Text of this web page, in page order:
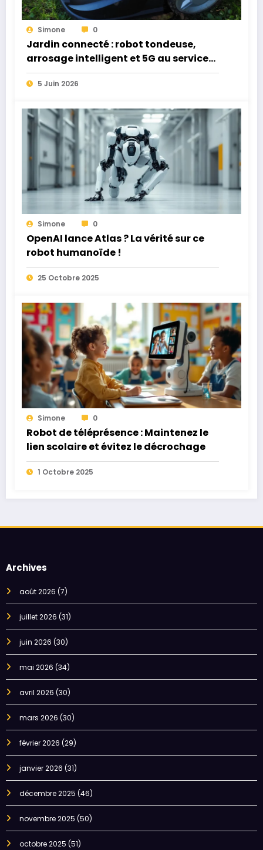
Simone 0
Jardin connecté : robot tondeuse,
arrosage intelligent et 5G au service
de l’extérieur
5 Juin 2026
Simone 0
OpenAI lance Atlas ? La vérité sur ce
robot humanoïde !
25 Octobre 2025
Simone 0
Robot de téléprésence : Maintenez le
lien scolaire et évitez le décrochage
1 Octobre 2025
Archives
août 2026 (7)
juillet 2026 (31)
juin 2026 (30)
mai 2026 (34)
avril 2026 (30)
mars 2026 (30)
février 2026 (29)
janvier 2026 (31)
décembre 2025 (46)
novembre 2025 (50)
octobre 2025 (51)